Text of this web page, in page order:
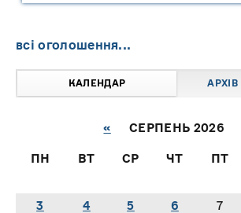
всі оголошення...
КАЛЕНДАР АРХІВ
« СЕРПЕНЬ 2026
ПН ВТ СР ЧТ ПТ
3
4 5 6 7